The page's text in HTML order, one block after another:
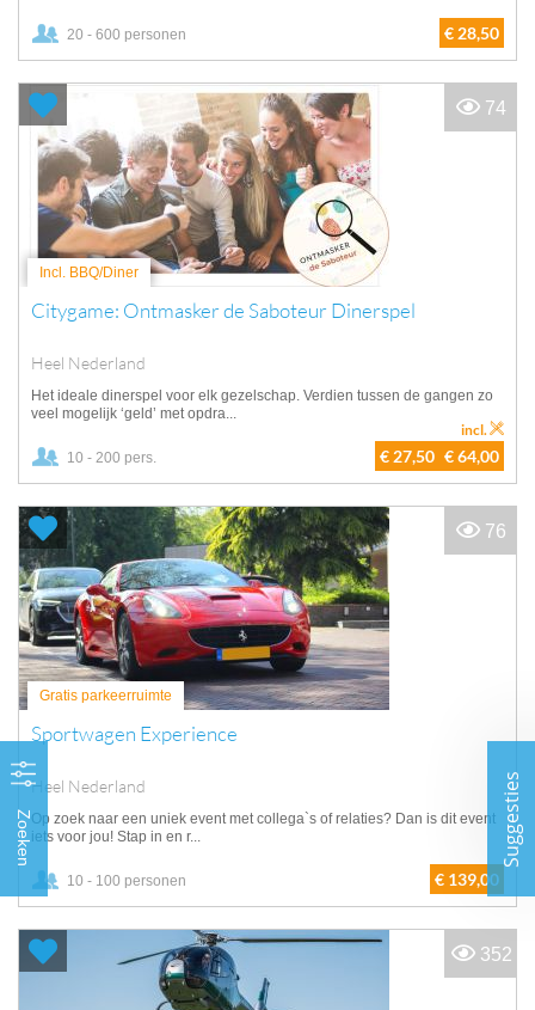
Zoeken
20 - 600 personen € 28,50
Incl. BBQ/Diner
Citygame: Ontmasker de Saboteur Dinerspel
Heel Nederland
Het ideale dinerspel voor elk gezelschap. Verdien tussen de gangen zo
veel mogelijk ‘geld’ met opdra...
10 - 200 pers. € 27,50 € 64,00
incl.
74
Gratis parkeerruimte
Sportwagen Experience
Heel Nederland
Op zoek naar een uniek event met collega`s of relaties? Dan is dit event
iets voor jou! Stap in en r...
10 - 100 personen € 139,00
76
352
Suggesties